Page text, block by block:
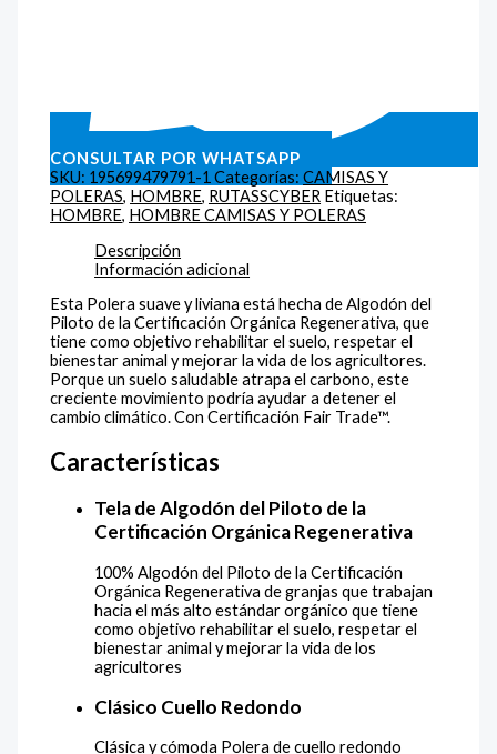
CONSULTAR POR WHATSAPP
SKU: 195699479791-1 Categorías:CAMISAS Y
POLERAS, HOMBRE, RUTASSCYBER Etiquetas:
HOMBRE, HOMBRE CAMISAS Y POLERAS
Descripción
Información adicional
Esta Polera suave y liviana está hecha de Algodón del
Piloto de la Certificación Orgánica Regenerativa, que
tiene como objetivo rehabilitar el suelo, respetar el
bienestar animal y mejorar la vida de los agricultores.
Porque un suelo saludable atrapa el carbono, este
creciente movimiento podría ayudar a detener el
cambio climático. Con Certificación Fair Trade™.
Características
Tela de Algodón del Piloto de la
Certificación Orgánica Regenerativa
100% Algodón del Piloto de la Certificación
Orgánica Regenerativa de granjas que trabajan
hacia el más alto estándar orgánico que tiene
como objetivo rehabilitar el suelo, respetar el
bienestar animal y mejorar la vida de los
agricultores
Clásico Cuello Redondo
Clásica y cómoda Polera de cuello redondo